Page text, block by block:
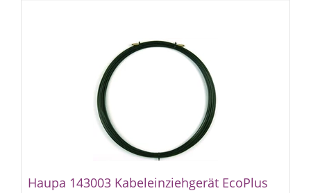
Haupa 143003 Kabeleinziehgerät EcoPlus